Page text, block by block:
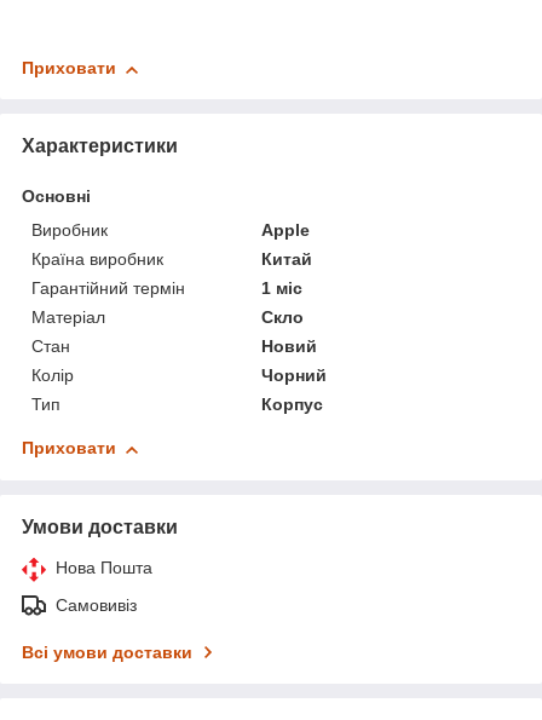
Приховати
Характеристики
Основні
Виробник
Apple
Країна виробник
Китай
Гарантійний термін
1 міс
Матеріал
Скло
Стан
Новий
Колір
Чорний
Тип
Корпус
Приховати
Умови доставки
Нова Пошта
Самовивіз
Всі умови доставки